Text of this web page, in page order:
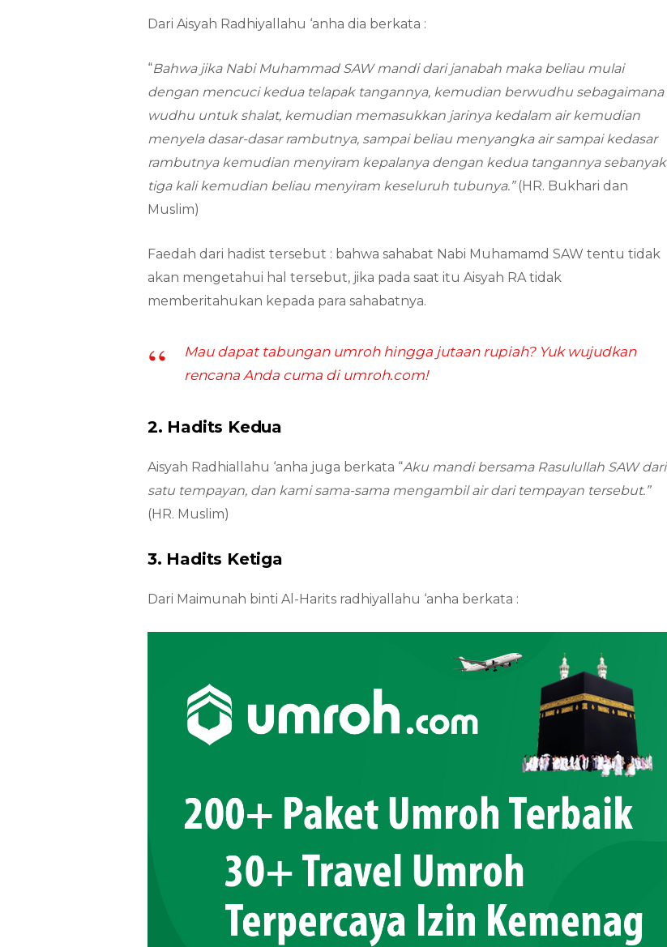
Dari Aisyah Radhiyallahu ‘anha dia berkata :
“Bahwa jika Nabi Muhammad SAW mandi dari janabah maka beliau mulai
dengan mencuci kedua telapak tangannya, kemudian berwudhu sebagaimana
wudhu untuk shalat, kemudian memasukkan jarinya kedalam air kemudian
menyela dasar-dasar rambutnya, sampai beliau menyangka air sampai kedasar
rambutnya kemudian menyiram kepalanya dengan kedua tangannya sebanyak
tiga kali kemudian beliau menyiram keseluruh tubunya.” (HR. Bukhari dan
Muslim)
Faedah dari hadist tersebut : bahwa sahabat Nabi Muhamamd SAW tentu tidak
akan mengetahui hal tersebut, jika pada saat itu Aisyah RA tidak
memberitahukan kepada para sahabatnya.
Mau dapat tabungan umroh hingga jutaan rupiah? Yuk wujudkan
rencana Anda cuma di umroh.com!
2. Hadits Kedua
Aisyah Radhiallahu ‘anha juga berkata “Aku mandi bersama Rasulullah SAW dari
satu tempayan, dan kami sama-sama mengambil air dari tempayan tersebut.”
(HR. Muslim)
3. Hadits Ketiga
Dari Maimunah binti Al-Harits radhiyallahu ‘anha berkata :